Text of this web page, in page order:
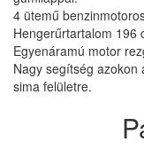
4 ütemű
Hengerűrtartalom 196
Egyenáramú motor
Nagy segítség
sima felületre.